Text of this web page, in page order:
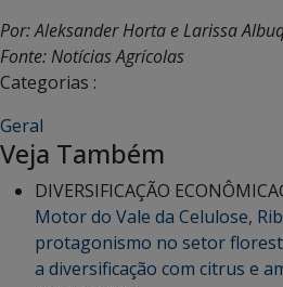
Por: Aleksander Horta e Larissa
Fonte: Notícias Agrícolas
Categorias :
Geral
Veja Também
DIVERSIFICAÇÃO ECONÔMICA
Motor do Vale da Celulose,
protagonismo no setor
a diversificação com citrus e